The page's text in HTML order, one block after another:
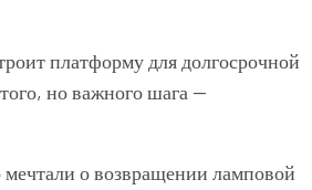
платформу для долгосрочной
но важного шага —
мечтали о возвращении ламповой